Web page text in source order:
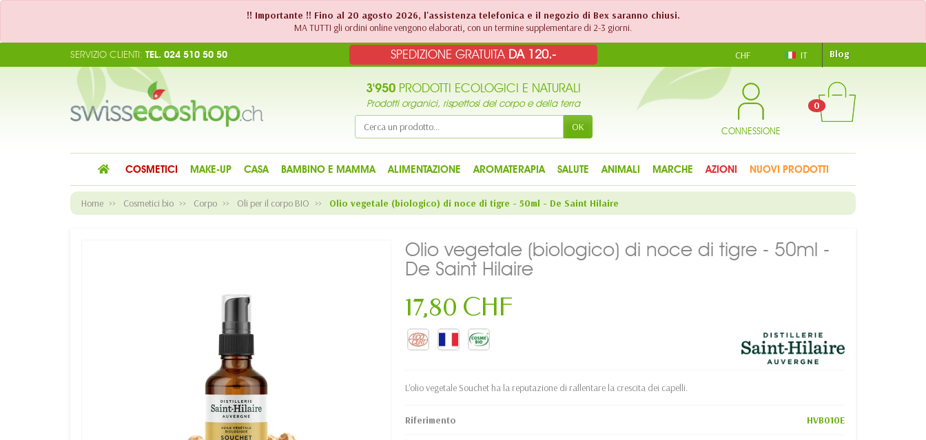
!! Importante !! Fino al 20 agosto 2026, l'assistenza telefonica e il negozio di Bex saranno chiusi.
MA TUTTI gli ordini online vengono elaborati, con un termine supplementare di 2-3 giorni.
SPEDIZIONE GRATUITA DA 120.-
SERVIZIO CLIENTI: TEL. 024 510 50 50 CHF IT Blog
3'950 PRODOTTI ECOLOGICI E NATURALI
Prodotti organici, rispettosi del corpo e della terra
OK CONNESSIONE
0
COSMETICI MAKE-UP CASA BAMBINO E MAMMA ALIMENTAZIONE AROMATERAPIA SALUTE ANIMALI MARCHE AZIONI NUOVI PRODOTTI
Home Cosmetici bio Corpo Oli per il corpo BIO Olio vegetale (biologico) di noce di tigre - 50ml - De Saint Hilaire
Olio vegetale (biologico) di noce di tigre - 50ml -
De Saint Hilaire
17,80 CHF
L'olio vegetale Souchet ha la reputazione di rallentare la crescita dei capelli.
Riferimento HVB010E